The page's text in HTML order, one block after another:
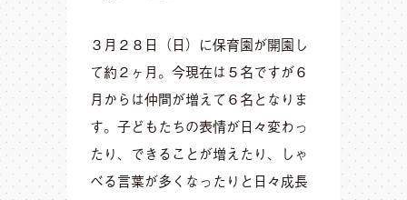
３月２８日（日）に保育園が開園し
て約２ヶ月。今現在は５名ですが６
月からは仲間が増えて６名となりま
す。子どもたちの表情が日々変わっ
たり、できることが増えたり、しゃ
べる言葉が多くなったりと日々成長